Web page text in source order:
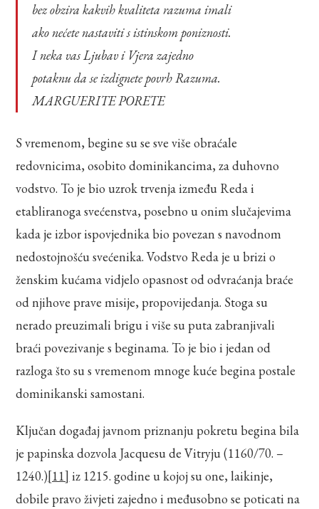
bez obzira kakvih kvaliteta razuma imali
ako nećete nastaviti s istinskom poniznosti.
I neka vas Ljubav i Vjera zajedno
potaknu da se izdignete povrh Razuma.
MARGUERITE PORETE
S vremenom, begine su se sve više obraćale
redovnicima, osobito dominikancima, za duhovno
vodstvo. To je bio uzrok trvenja između Reda i
etabliranoga svećenstva, posebno u onim slučajevima
kada je izbor ispovjednika bio povezan s navodnom
nedostojnošću svećenika. Vodstvo Reda je u brizi o
ženskim kućama vidjelo opasnost od odvraćanja braće
od njihove prave misije, propovijedanja. Stoga su
nerado preuzimali brigu i više su puta zabranjivali
braći povezivanje s beginama. To je bio i jedan od
razloga što su s vremenom mnoge kuće begina postale
dominikanski samostani.
Ključan događaj javnom priznanju pokretu begina bila
je papinska dozvola Jacquesu de Vitryju (1160/70. –
1240.)[11] iz 1215. godine u kojoj su one, laikinje,
dobile pravo živjeti zajedno i međusobno se poticati na